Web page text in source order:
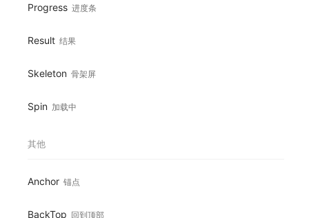
Progress 进度条
Result 结果
Skeleton 骨架屏
Spin 加载中
其他
Anchor 锚点
BackTop 回到顶部